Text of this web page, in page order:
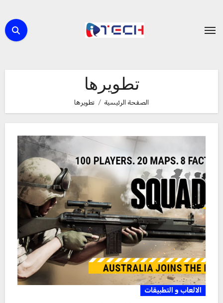
المحتوى
تطويرها
الصفحة الرئيسية تطويرها
الالعاب و التطبيقات